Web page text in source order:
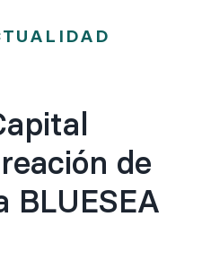
de
BLUESEA